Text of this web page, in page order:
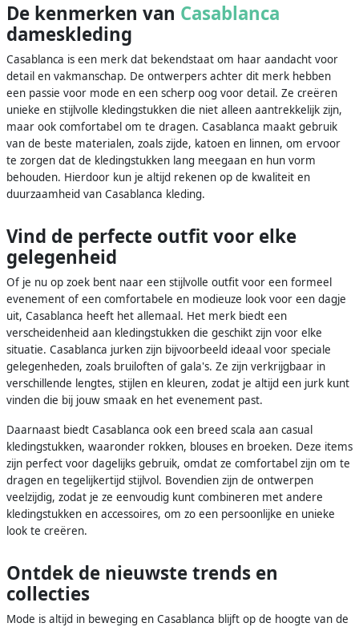
De kenmerken van Casablanca
dameskleding
Casablanca is een merk dat bekendstaat om haar aandacht voor
detail en vakmanschap. De ontwerpers achter dit merk hebben
een passie voor mode en een scherp oog voor detail. Ze creëren
unieke en stijlvolle kledingstukken die niet alleen aantrekkelijk zijn,
maar ook comfortabel om te dragen. Casablanca maakt gebruik
van de beste materialen, zoals zijde, katoen en linnen, om ervoor
te zorgen dat de kledingstukken lang meegaan en hun vorm
behouden. Hierdoor kun je altijd rekenen op de kwaliteit en
duurzaamheid van Casablanca kleding.
Vind de perfecte outfit voor elke
gelegenheid
Of je nu op zoek bent naar een stijlvolle outfit voor een formeel
evenement of een comfortabele en modieuze look voor een dagje
uit, Casablanca heeft het allemaal. Het merk biedt een
verscheidenheid aan kledingstukken die geschikt zijn voor elke
situatie. Casablanca jurken zijn bijvoorbeeld ideaal voor speciale
gelegenheden, zoals bruiloften of gala's. Ze zijn verkrijgbaar in
verschillende lengtes, stijlen en kleuren, zodat je altijd een jurk kunt
vinden die bij jouw smaak en het evenement past.
Daarnaast biedt Casablanca ook een breed scala aan casual
kledingstukken, waaronder rokken, blouses en broeken. Deze items
zijn perfect voor dagelijks gebruik, omdat ze comfortabel zijn om te
dragen en tegelijkertijd stijlvol. Bovendien zijn de ontwerpen
veelzijdig, zodat je ze eenvoudig kunt combineren met andere
kledingstukken en accessoires, om zo een persoonlijke en unieke
look te creëren.
Ontdek de nieuwste trends en
collecties
Mode is altijd in beweging en Casablanca blijft op de hoogte van de